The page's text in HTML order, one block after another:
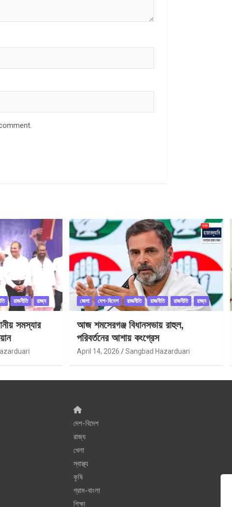
রাজনীতি রাজ্য
সমস্যার
জেলা দেশ-বিদেশ রাজনীতি রাজনীতি রাজনীতি রাজ্য
আজ শমসেরগঞ্জ বিধানসভায় রাহুল,
পরিবর্তনের আশায় কংগ্রেস
April 14, 2026 Sangbad Hazarduari
দেশ-বিদেশ
রাজ্য
খেলা
স্বাস্থ্য
কৃষি
গ্রাম-বাংলা
শিক্ষা